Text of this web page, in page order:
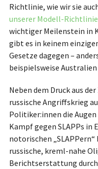
Richtlinie, wie wir sie
unserer Modell-Richtlinie
wichtiger Meilenstein in
gibt es in keinem
Gesetze dagegen –
beispielsweise
Neben dem Druck aus
russische Angriffskrieg
Politiker:innen die
Kampf gegen SLAPPs in
notorischen
russische, kreml-nahe
Berichtserstattung durch